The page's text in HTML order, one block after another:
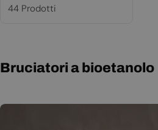
44 Prodotti
Bruciatori a bioetanolo